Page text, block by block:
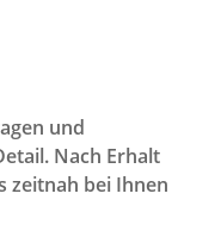
und
Nach Erhalt
zeitnah bei Ihnen